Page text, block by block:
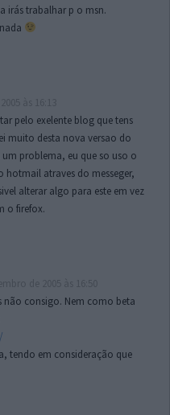
irás trabalhar p o msn.
pelo exelente blog que tens
muito desta nova versao do
problema, eu que so uso o
hotmail atraves do messeger,
alterar algo para este em vez
o firefox.
não consigo. Nem como beta
tendo em consideração que